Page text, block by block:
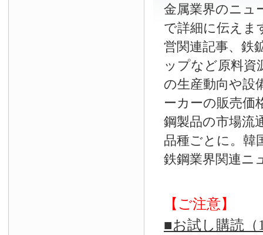
金属業界のニュ
で詳細に伝えま
営関連記事、鉄
ップなど原料資
の生産動向や設
ーカーの販売価
鋼製品の市場流
品種ごとに。韓
鉄鋼業界関連ニ
【ご注意】
■お試し購読（